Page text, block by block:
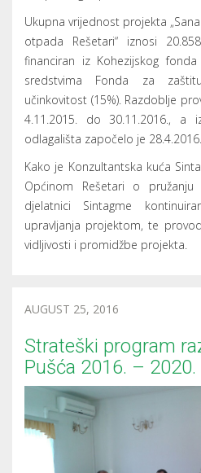
Ukupna vrijednost projekta
otpada Rešetari“ iznosi
financiran iz Kohezijskog
sredstvima Fonda za
učinkovitost (15%). Razdoblje
4.11.2015. do 30.11.2016., a
odlagališta započelo je
Kako je Konzultantska kuća
Općinom Rešetari o pružanju
djelatnici Sintagme
upravljanja projektom, te
vidljivosti i promidžbe projekta.
AUGUST 25, 2016
Strateški program
Pušća 2016. – 2020.